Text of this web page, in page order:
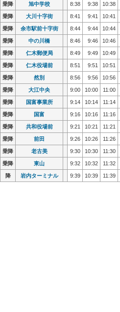
乗降 旭中学校 8:38 9:38 10:38
乗降 大川十字街 8:41 9:41 10:41
乗降 余市駅前十字街 8:44 9:44 10:44
乗降 中の川橋 8:46 9:46 10:46
乗降 仁木郵便局 8:49 9:49 10:49
乗降 仁木役場前 8:51 9:51 10:51
乗降 然別 8:56 9:56 10:56
乗降 大江中央 9:00 10:00 11:00
乗降 国富事業所 9:14 10:14 11:14
乗降 国富 9:16 10:16 11:16
乗降 共和役場前 9:21 10:21 11:21
乗降 前田 9:26 10:26 11:26
乗降 老古美 9:30 10:30 11:30
乗降 東山 9:32 10:32 11:32
降 岩内ターミナル 9:39 10:39 11:39
乗降 旭中学校 8:38 9:38 10:38
乗降 大川十字街 8:41 9:41 10:41
乗降 余市駅前十字街 8:44 9:44 10:44
乗降 中の川橋 8:46 9:46 10:46
乗降 仁木郵便局 8:49 9:49 10:49
乗降 仁木役場前 8:51 9:51 10:51
乗降 然別 8:56 9:56 10:56
乗降 大江中央 9:00 10:00 11:00
乗降 国富事業所 9:14 10:14 11:14
乗降 国富 9:16 10:16 11:16
乗降 共和役場前 9:21 10:21 11:21
乗降 前田 9:26 10:26 11:26
乗降 老古美 9:30 10:30 11:30
乗降 東山 9:32 10:32 11:32
降 岩内ターミナル 9:39 10:39 11:39